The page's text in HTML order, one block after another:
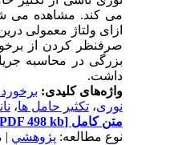
می کند. مشاهده می
ازای ولتاژ معمولی درین
صرفنظر کردن از
بزرگی در محاسبه
داشت.
واژه‌های کلیدی:برخورد
نوری،تکثیر حامل ها،
متن کامل[PDF 498 kb]
نوع مطالعه:پژوهشي|